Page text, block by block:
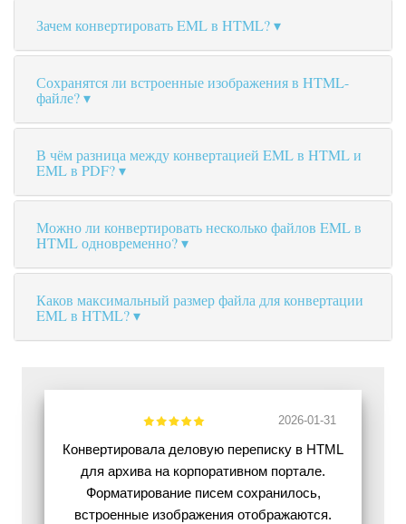
Зачем конвертировать EML в HTML?
Сохранятся ли встроенные изображения в HTML-
файле?
В чём разница между конвертацией EML в HTML и
EML в PDF?
Можно ли конвертировать несколько файлов EML в
HTML одновременно?
Каков максимальный размер файла для конвертации
EML в HTML?
2026-01-31
Конвертировала деловую переписку в HTML
для архива на корпоративном портале.
Форматирование писем сохранилось,
встроенные изображения отображаются.